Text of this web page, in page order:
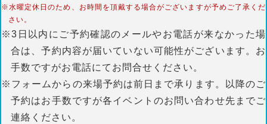
※水曜定休日のため、お時間を頂戴する場合がございますが予めご了承くだ
さい。
※3日以内にご予約確認のメールやお電話が来なかった場
合は、予約内容が届いていない可能性がございます。お
手数ですがお電話にてお問合せください。
※フォームからの来場予約は前日まで承ります。以降のご
予約はお手数ですが各イベントのお問い合わせ先までご
連絡ください。